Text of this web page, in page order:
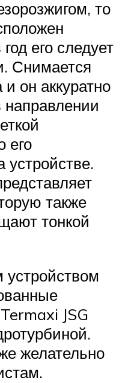
то
его следует
Снимается
он аккуратно
направлении
его
устройстве.
также
тонкой
JSG
желательно